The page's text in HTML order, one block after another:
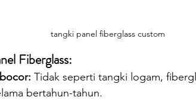
tangki panel fiberglass custom
Fiberglass:
Tidak seperti tangki logam,
bertahun-tahun.